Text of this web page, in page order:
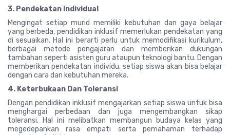
3. Pendekatan Individual
Mengingat setiap murid memiliki kebutuhan dan gaya belajar
yang berbeda, pendidikan inklusif memerlukan pendekatan yang
di sesuaikan. Hal ini berarti perlu untuk memodifikasi kurikulum,
berbagai metode pengajaran dan memberikan dukungan
tambahan seperti asisten guru ataupun teknologi bantu. Dengan
memberikan pendekatan individu, setiap siswa akan bisa belajar
dengan cara dan kebutuhan mereka.
4. Keterbukaan Dan Toleransi
Dengan pendidikan inklusif mengajarkan setiap siswa untuk bisa
menghargai perbedaan dan juga mengembangkan sikap
toleransi. Hal ini melibatkan membangun budaya kelas yang
megedepankan rasa empati serta pemahaman terhadap